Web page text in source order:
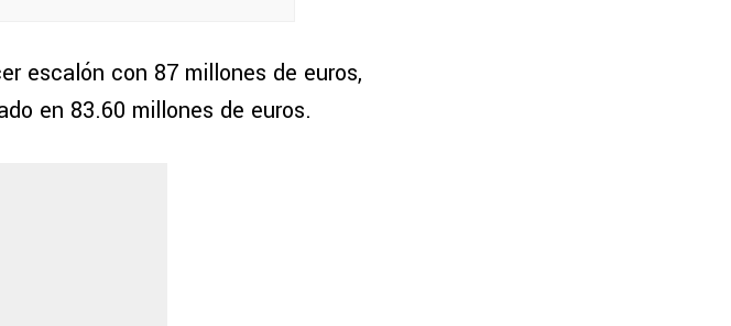
escalón con 87 millones de euros,
en 83.60 millones de euros.